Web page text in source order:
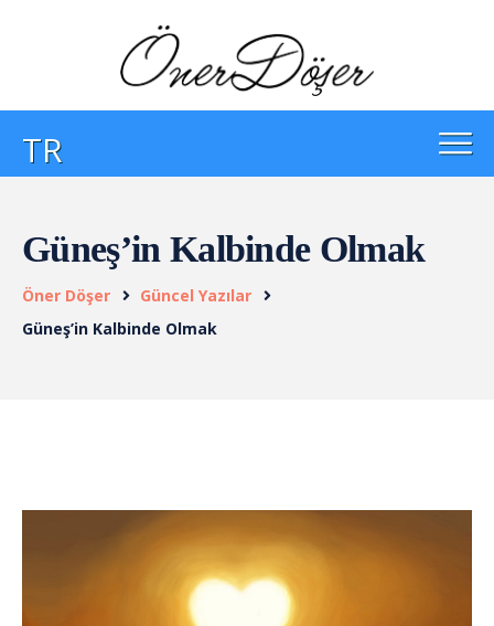
TR
Güneş’in Kalbinde Olmak
Öner Döşer
Güncel Yazılar
Güneş’in Kalbinde Olmak